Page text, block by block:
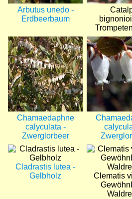
Arbutus unedo -
Erdbeerbaum
Bild
Chamaedaphne
calyculata -
Zwerglorbeer
Bild
Bild
Cladrastis lutea -
Gelbholz
Bild
Clematis